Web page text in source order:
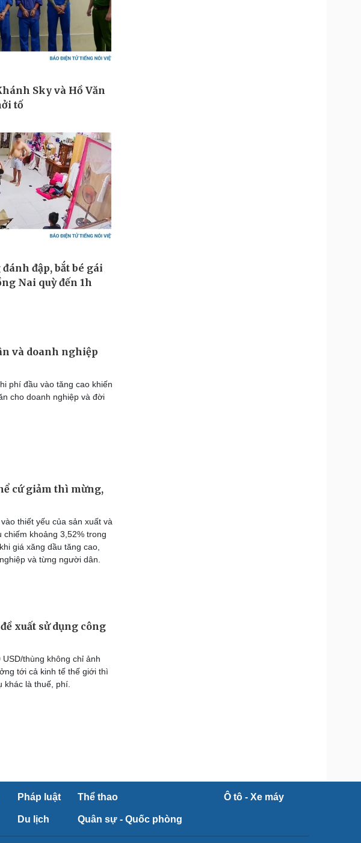
và doanh nghiệp
phí đầu vào tăng cao khiến
cho doanh nghiệp và đời
cứ giảm thì mừng,
thiết yếu của sản xuất và
khoảng 3,52% trong
giá xăng dầu tăng cao,
và từng người dân.
xuất sử dụng công
thùng không chỉ ảnh
tới cả kinh tế thế giới thì
khác là thuế, phí.
Pháp luật Thể thao Ô tô - Xe máy
Du lịch Quân sự - Quốc phòng